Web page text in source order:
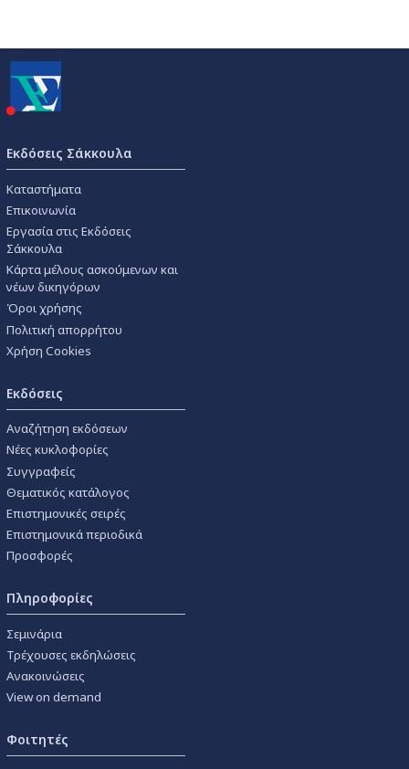
Εκδόσεις Σάκκουλα
Καταστήματα
Επικοινωνία
Εργασία στις Εκδόσεις
Σάκκουλα
Κάρτα μέλους ασκούμενων και
νέων δικηγόρων
Όροι χρήσης
Πολιτική απορρήτου
Χρήση Cookies
Εκδόσεις
Αναζήτηση εκδόσεων
Νέες κυκλοφορίες
Συγγραφείς
Θεματικός κατάλογος
Επιστημονικές σειρές
Επιστημονικά περιοδικά
Προσφορές
Πληροφορίες
Σεμινάρια
Τρέχουσες εκδηλώσεις
Ανακοινώσεις
View on demand
Φοιτητές